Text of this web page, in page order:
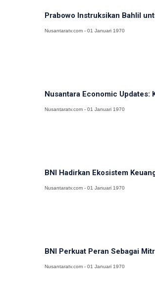
Prabowo Instruksikan Bahlil
Nusantaratv.com - 01 Januari 1970
Nusantara Economic Updates:
Nusantaratv.com - 01 Januari 1970
BNI Hadirkan Ekosistem
Nusantaratv.com - 01 Januari 1970
BNI Perkuat Peran Sebagai
Nusantaratv.com - 01 Januari 1970